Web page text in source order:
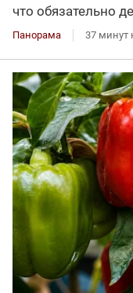
что обязательно
Панорама 37 минут